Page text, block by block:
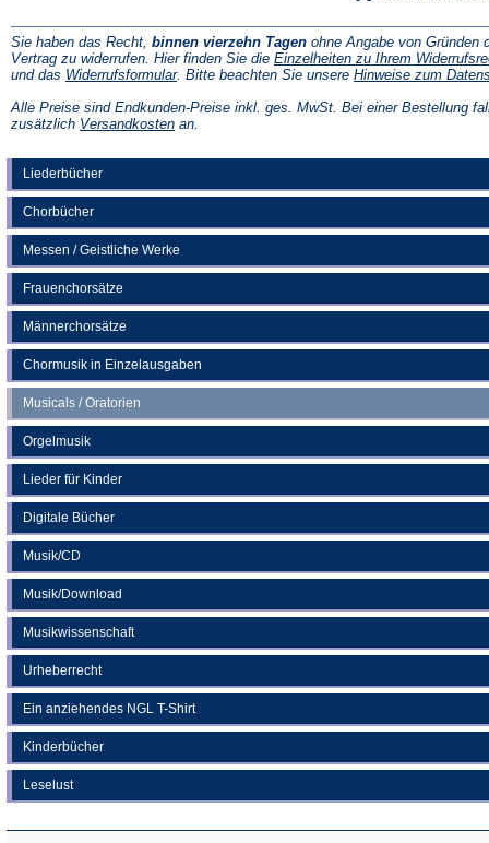
Liederbücher
Chorbücher
Messen / Geistliche Werke
Frauenchorsätze
Männerchorsätze
Chormusik in Einzelausgaben
Musicals / Oratorien
Orgelmusik
Lieder für Kinder
Digitale Bücher
Musik/CD
Musik/Download
Musikwissenschaft
Urheberrecht
Ein anziehendes NGL T-Shirt
Kinderbücher
Leselust
Sie haben das Recht, binnen vierzehn Tagen ohne Angabe von Gründen
Vertrag zu widerrufen. Hier finden Sie die Einzelheiten zu Ihrem
und das Widerrufsformular(Öffnet
einem
neuen
. Bitte beachten Sie unsere Hinweise zum
Alle Preise sind Endkunden-Preise inkl. ges. MwSt. Bei einer Bestellung
zusätzlich Versandkosten(Öffnet
an.